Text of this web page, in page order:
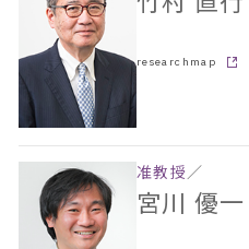
researchmap
准教授／
宮川 優一